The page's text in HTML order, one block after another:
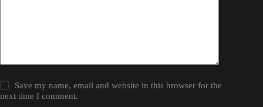
Save my name, email and website in this browser for the
next time I comment.